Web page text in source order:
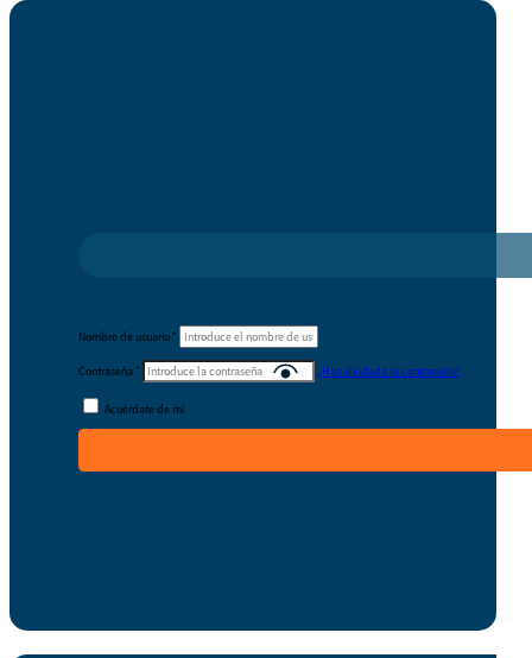
Nombre de usuario *
Contraseña * ¿Has olvidado la contraseña?
Acuérdate de mí